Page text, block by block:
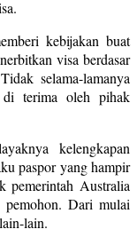
kebijakan buat
visa berdasar
selama-lamanya
di terima oleh pihak
kelengkapan
paspor yang hampir
pemerintah Australia
pemohon. Dari mulai
lain.